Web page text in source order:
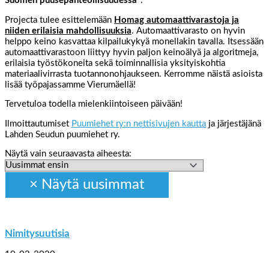
Projecta tulee esittelemään Homag automaattivarastoja ja
niiden erilaisia mahdollisuuksia. Automaattivarasto on hyvin
helppo keino kasvattaa kilpailukykyä monellakin tavalla. Itsessään
automaattivarastoon liittyy hyvin paljon keinoälyä ja algoritmeja,
erilaisia työstökoneita sekä toiminnallisia yksityiskohtia
materiaalivirrasta tuotannonohjaukseen. Kerromme näistä asioista
lisää työpajassamme Vierumäellä!
Tervetuloa todella mielenkiintoiseen päivään!
Ilmoittautumiset Puumiehet ry:n nettisivujen kautta ja järjestäjänä
Lahden Seudun puumiehet ry.
Näytä vain seuraavasta aiheesta:
Nimitysuutisia